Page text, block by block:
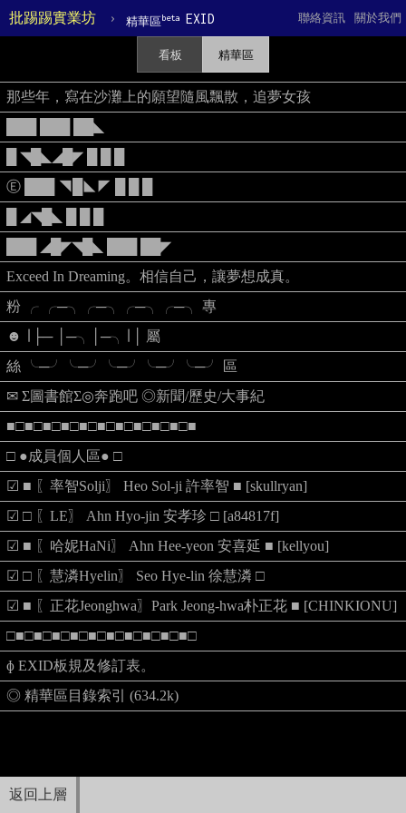
批踢踢實業坊 › 精華區beta EXID 關於我們
聯絡資訊
返回上層
看板 精華區
那些年，寫在沙灘上的願望隨風飄散，追夢女孩
███ ███ ██◣
█ ◥█◣◢█◤ █ █ █
Ⓔ ███ ◥█◣◤ █ █ █
█ ◢◥█◣ █ █ █
███ ◢█◤◥█◣ ███ ██◤
Exceed In Dreaming。相信自己，讓夢想成真。
粉 ╭ ╭─╮╭─╮╭─╮╭─╮ 專
☻ ∣ ├─ │─╮│─╮∣ │ 屬
絲 ╰─╯╰─╯╰─╯╰─╯╰─╯ 區
✉ Σ圖書館Σ◎奔跑吧 ◎新聞/歷史/大事紀
■□■□■□■□■□■□■□■□■□■□■
□ ●成員個人區● □
☑ ■ 〖率智Solji〗 Heo Sol-ji 許率智 ■ [skullryan]
☑ □ 〖LE〗 Ahn Hyo-jin 安孝珍 □ [a84817f]
☑ ■ 〖哈妮HaNi〗 Ahn Hee-yeon 安喜延 ■ [kellyou]
☑ □ 〖慧潾Hyelin〗 Seo Hye-lin 徐慧潾 □
☑ ■ 〖正花Jeonghwa〗Park Jeong-hwa朴正花 ■ [CHINKIONU]
□■□■□■□■□■□■□■□■□■□■□
ɸ EXID板規及修訂表。
◎ 精華區目錄索引 (634.2k)